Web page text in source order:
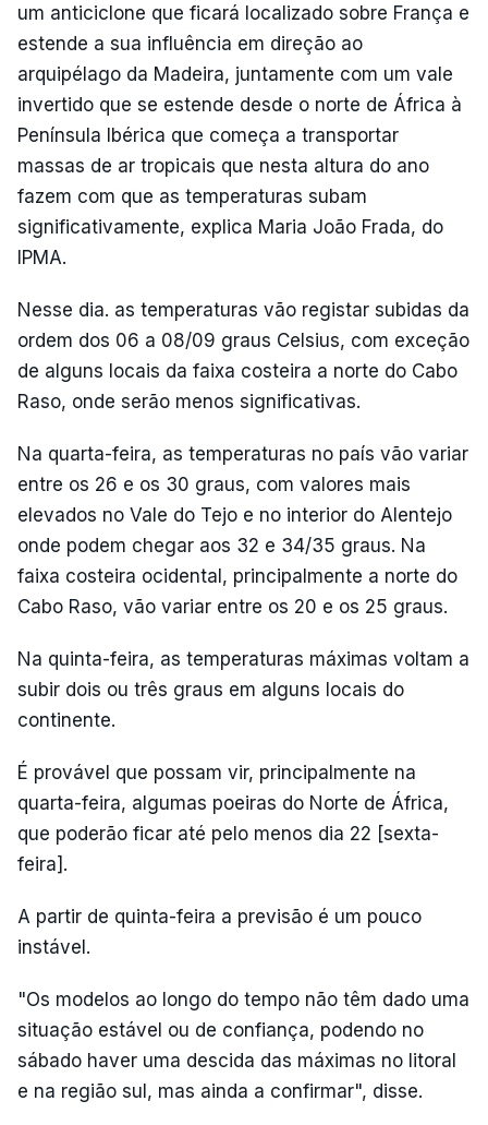
um anticiclone que ficará localizado sobre França e
estende a sua influência em direção ao
arquipélago da Madeira, juntamente com um vale
invertido que se estende desde o norte de África à
Península Ibérica que começa a transportar
massas de ar tropicais que nesta altura do ano
fazem com que as temperaturas subam
significativamente, explica Maria João Frada, do
IPMA.
Nesse dia. as temperaturas vão registar subidas da
ordem dos 06 a 08/09 graus Celsius, com exceção
de alguns locais da faixa costeira a norte do Cabo
Raso, onde serão menos significativas.
Na quarta-feira, as temperaturas no país vão variar
entre os 26 e os 30 graus, com valores mais
elevados no Vale do Tejo e no interior do Alentejo
onde podem chegar aos 32 e 34/35 graus. Na
faixa costeira ocidental, principalmente a norte do
Cabo Raso, vão variar entre os 20 e os 25 graus.
Na quinta-feira, as temperaturas máximas voltam a
subir dois ou três graus em alguns locais do
continente.
É provável que possam vir, principalmente na
quarta-feira, algumas poeiras do Norte de África,
que poderão ficar até pelo menos dia 22 [sexta-
feira].
A partir de quinta-feira a previsão é um pouco
instável.
"Os modelos ao longo do tempo não têm dado uma
situação estável ou de confiança, podendo no
sábado haver uma descida das máximas no litoral
e na região sul, mas ainda a confirmar", disse.